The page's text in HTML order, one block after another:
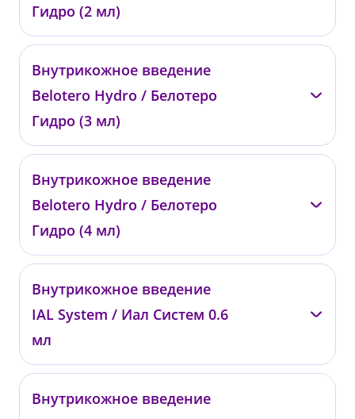
Гидро (2 мл)
0182
от 27 400 ₽
Внутрикожное введение
Belotero Hydro / Белотеро
Гидро (3 мл)
0183
от 38 000 ₽
Внутрикожное введение
Belotero Hydro / Белотеро
Гидро (4 мл)
0184
от 47 000 ₽
Внутрикожное введение
IAL System / Иал Систем 0.6
мл
00730
Внутрикожное введение